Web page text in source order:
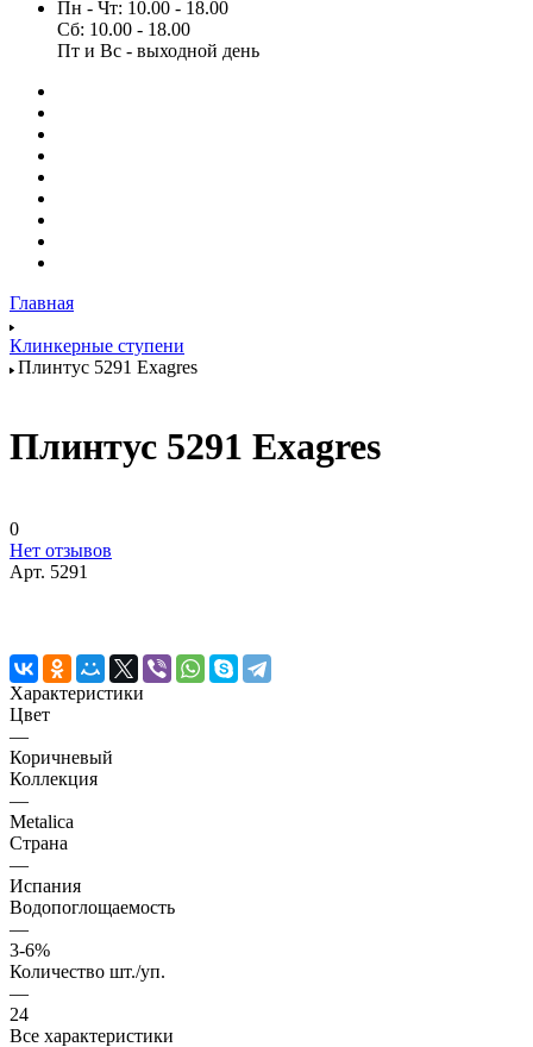
Пн - Чт: 10.00 - 18.00
Сб: 10.00 - 18.00
Пт и Вс - выходной день
Главная
Клинкерные ступени
Плинтус 5291 Exagres
Плинтус 5291 Exagres
0
Нет отзывов
Арт. 5291
Характеристики
Цвет
—
Коричневый
Коллекция
—
Metalica
Страна
—
Испания
Водопоглощаемость
—
3-6%
Количество шт./уп.
—
24
Все характеристики